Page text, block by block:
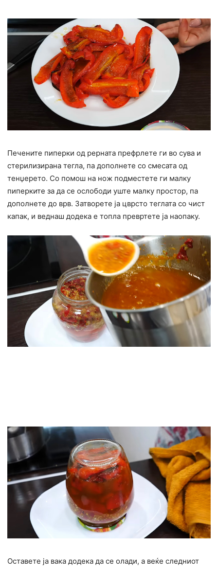
Печените пиперки од рерната префрлете ги во сува и
стерилизирана тегла, па дополнете со смесата од
тенџерето. Со помош на нож подместете ги малку
пиперките за да се ослободи уште малку простор, па
дополнете до врв. Затворете ја цврсто теглата со чист
капак, и веднаш додека е топла превртете ја наопаку.
Оставете ја вака додека да се олади, а веќе следниот